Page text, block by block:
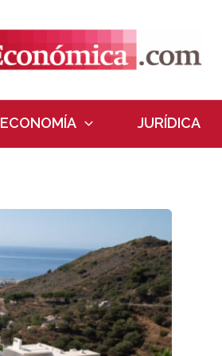
ECONOMÍA JURÍDICA